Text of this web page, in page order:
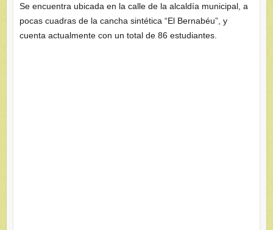
Se encuentra ubicada en la calle de la alcaldía municipal, a
pocas cuadras de la cancha sintética “El Bernabéu”, y
cuenta actualmente con un total de 86 estudiantes.